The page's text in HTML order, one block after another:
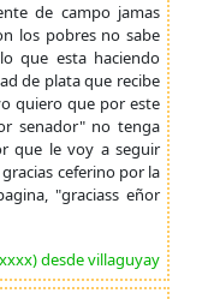
de campo jamas
los pobres no sabe
que esta haciendo
de plata que recibe
quiero que por este
senador" no tenga
que le voy a seguir
ceferino por la
"graciass eñor
desde villaguyay